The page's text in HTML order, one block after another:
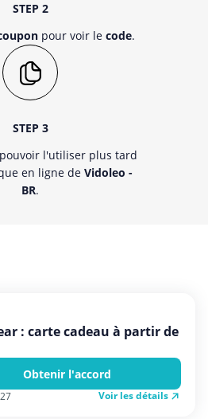
STEP 2
pour voir le code.
STEP 3
l'utiliser plus tard
en ligne de Vidoleo -
BR.
: carte cadeau à partir de
Obtenir l'accord
Voir les détails